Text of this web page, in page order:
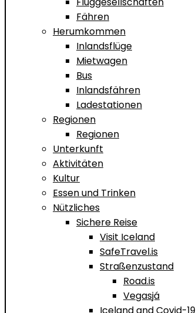
Fähren
Herumkommen
Inlandsflüge
Mietwagen
Bus
Inlandsfähren
Ladestationen
Regionen
Regionen
Unterkunft
Aktivitäten
Kultur
Essen und Trinken
Nützliches
Sichere Reise
Visit Iceland
SafeTravel.is
Straßenzustand
Road.is
Vegasjá
Iceland and Covid-19